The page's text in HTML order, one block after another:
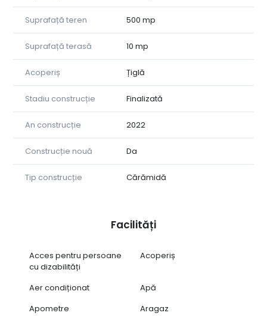
Suprafață teren 500 mp
Suprafață terasă 10 mp
Acoperiș Țiglă
Stadiu construcție Finalizată
An construcție 2022
Construcție nouă Da
Tip construcție Cărămidă
Facilități
Acces pentru persoane
cu dizabilități
Acoperiș
Aer condiționat
Apă
Apometre
Aragaz